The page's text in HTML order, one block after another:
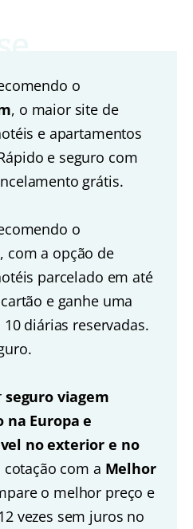
o
, o maior site de
e apartamentos
e seguro com
grátis.
o
, com a opção de
parcelado em até
e ganhe uma
diárias reservadas.
seguro viagem
Europa e
no exterior e no
cotação com a Melhor
o melhor preço e
vezes sem juros no